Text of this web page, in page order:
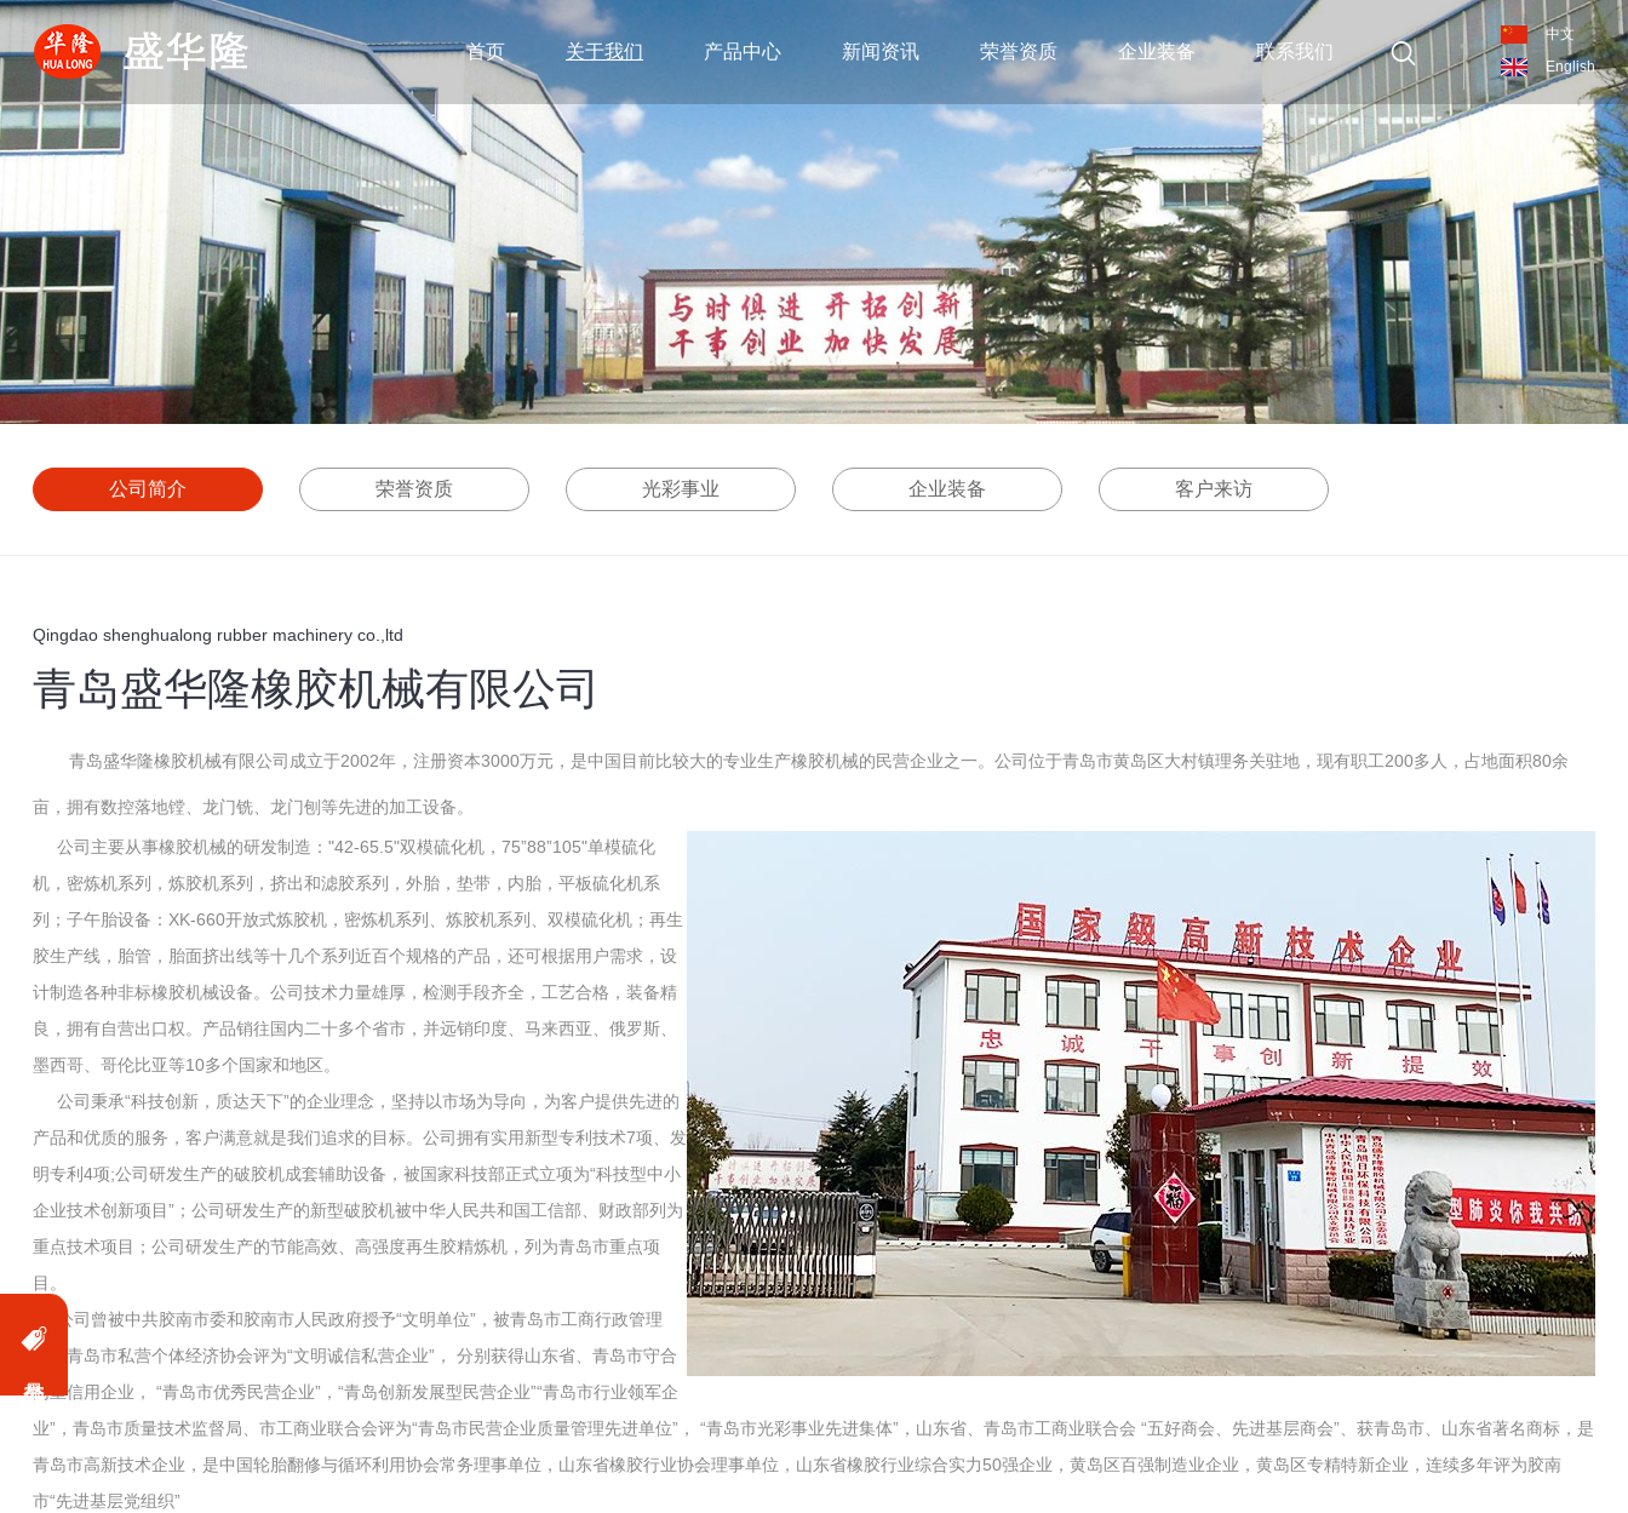
中文
English
首页 关于我们 产品中心 新闻资讯 荣誉资质 企业装备 联系我们
公司简介 荣誉资质 光彩事业 企业装备 客户来访
Qingdao shenghualong rubber machinery co.,ltd
青岛盛华隆橡胶机械有限公司
青岛盛华隆橡胶机械有限公司成立于2002年，注册资本3000万元，是中国目前比较大的专业生产橡胶机械的民营企业之一。公司位于青岛市黄岛区大村镇理务关驻地，现有职工200多人，占地面积80余
亩，拥有数控落地镗、龙门铣、龙门刨等先进的加工设备。
公司主要从事橡胶机械的研发制造："42-65.5"双模硫化机，75”88”105"单模硫化
机，密炼机系列，炼胶机系列，挤出和滤胶系列，外胎，垫带，内胎，平板硫化机系
列；子午胎设备：XK-660开放式炼胶机，密炼机系列、炼胶机系列、双模硫化机；再生
胶生产线，胎管，胎面挤出线等十几个系列近百个规格的产品，还可根据用户需求，设
计制造各种非标橡胶机械设备。公司技术力量雄厚，检测手段齐全，工艺合格，装备精
良，拥有自营出口权。产品销往国内二十多个省市，并远销印度、马来西亚、俄罗斯、
墨西哥、哥伦比亚等10多个国家和地区。
公司秉承“科技创新，质达天下”的企业理念，坚持以市场为导向，为客户提供先进的
产品和优质的服务，客户满意就是我们追求的目标。公司拥有实用新型专利技术7项、发
明专利4项;公司研发生产的破胶机成套辅助设备，被国家科技部正式立项为“科技型中小
企业技术创新项目”；公司研发生产的新型破胶机被中华人民共和国工信部、财政部列为
重点技术项目；公司研发生产的节能高效、高强度再生胶精炼机，列为青岛市重点项
目。
公司曾被中共胶南市委和胶南市人民政府授予“文明单位”，被青岛市工商行政管理
局、青岛市私营个体经济协会评为“文明诚信私营企业”， 分别获得山东省、青岛市守合
同重信用企业， “青岛市优秀民营企业”，“青岛创新发展型民营企业”“青岛市行业领军企
业”，青岛市质量技术监督局、市工商业联合会评为“青岛市民营企业质量管理先进单位”， “青岛市光彩事业先进集体”，山东省、青岛市工商业联合会 “五好商会、先进基层商会”、获青岛市、山东省著名商标，是
青岛市高新技术企业，是中国轮胎翻修与循环利用协会常务理事单位，山东省橡胶行业协会理事单位，山东省橡胶行业综合实力50强企业，黄岛区百强制造业企业，黄岛区专精特新企业，连续多年评为胶南
市“先进基层党组织”